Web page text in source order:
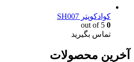
کوادکوپتر SH007
0
تماس بگیرید
آخرین محصولات